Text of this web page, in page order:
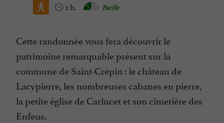
2 h. Facile
Cette randonnée vous fera découvrir le
patrimoine remarquable présent sur la
commune de Saint-Crépin : le château de
Lacypierre, les nombreuses cabanes en pierre,
la petite église de Carlucet et son cimetière des
Enfeus.